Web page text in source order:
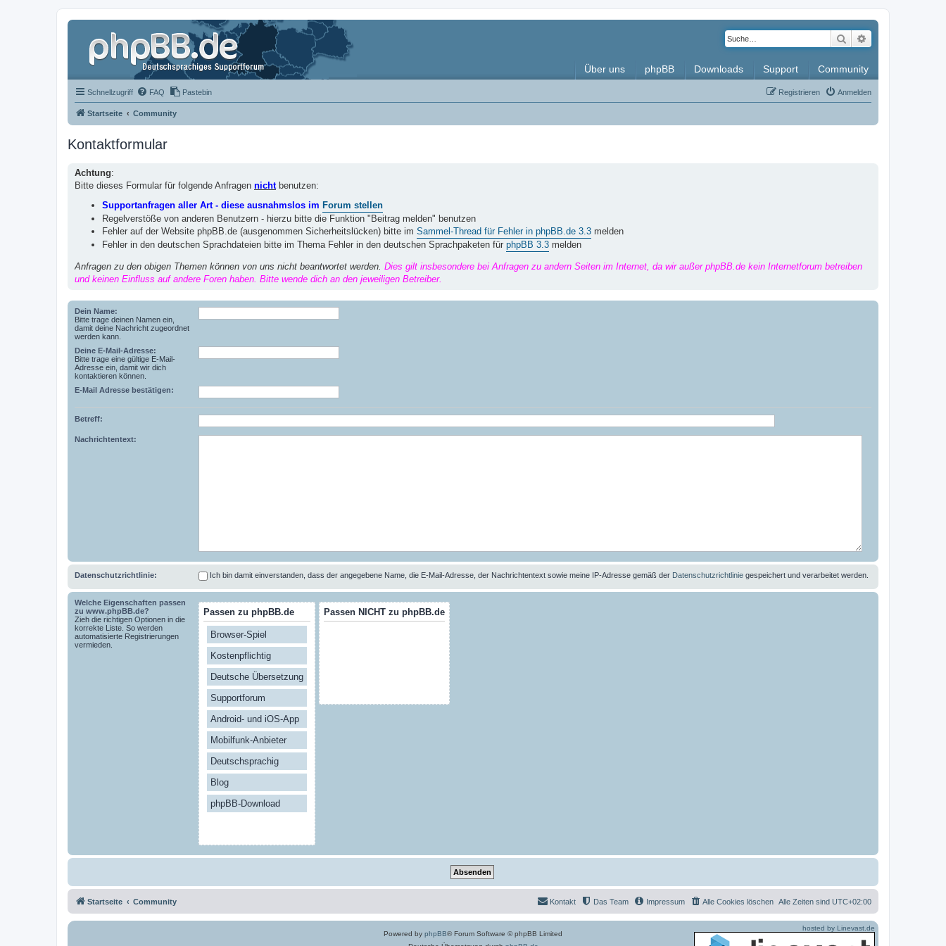
Suche
Über uns phpBB Downloads Support Community
Schnellzugriff FAQ Pastebin Anmelden
Registrieren
Startseite Community
Kontaktformular
Achtung:
Bitte dieses Formular für folgende Anfragen nichtbenutzen:
Supportanfragen aller Art - diese ausnahmslos im Forum stellen
Regelverstöße von anderen Benutzern - hierzu bitte die Funktion "Beitrag melden" benutzen
Fehler auf der Website phpBB.de (ausgenommen Sicherheitslücken) bitte im Sammel-Thread für Fehler in phpBB.de 3.3 melden
Fehler in den deutschen Sprachdateien bitte im Thema Fehler in den deutschen Sprachpaketen für phpBB 3.3 melden
Anfragen zu den obigen Themen können von uns nicht beantwortet werden. Dies gilt insbesondere bei Anfragen zu andern Seiten im Internet, da wir außer phpBB.de kein Internetforum betreiben
und keinen Einfluss auf andere Foren haben. Bitte wende dich an den jeweiligen Betreiber.
Dein Name:
Bitte trage deinen Namen ein,
damit deine Nachricht zugeordnet
werden kann.
Deine E-Mail-Adresse:
Bitte trage eine gültige E-Mail-
Adresse ein, damit wir dich
kontaktieren können.
E-Mail Adresse bestätigen:
Betreff:
Nachrichtentext:
Datenschutzrichtlinie: Ich bin damit einverstanden, dass der angegebene Name, die E-Mail-Adresse, der Nachrichtentext sowie meine IP-Adresse gemäß der Datenschutzrichtlinie gespeichert und verarbeitet werden.
Welche Eigenschaften passen
zu www.phpBB.de?
Zieh die richtigen Optionen in die
korrekte Liste. So werden
automatisierte Registrierungen
vermieden.
Passen zu phpBB.de
Browser-Spiel
Kostenpflichtig
Deutsche Übersetzung
Supportforum
Android- und iOS-App
Mobilfunk-Anbieter
Deutschsprachig
Blog
phpBB-Download
Passen NICHT zu phpBB.de
Startseite Community Alle Zeiten sind UTC+02:00
Alle Cookies löschen
Impressum
Das Team
Kontakt
Powered by phpBB® Forum Software © phpBB Limited
hosted by Linevast.de